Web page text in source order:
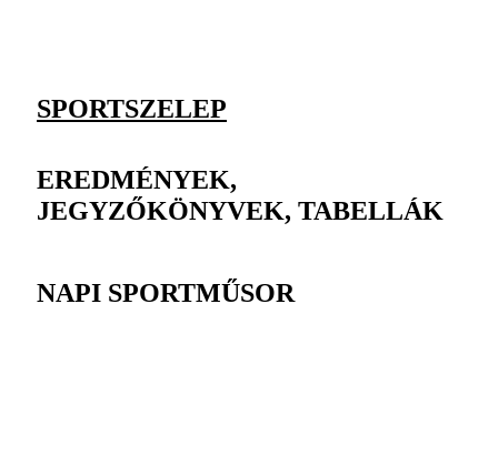
SPORTSZELEP
EREDMÉNYEK,
JEGYZŐKÖNYVEK, TABELLÁK
NAPI SPORTMŰSOR